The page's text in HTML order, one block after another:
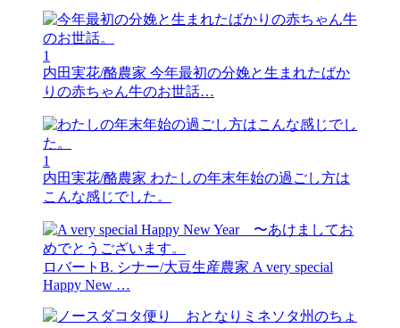
1
内田実花/酪農家 今年最初の分娩と生まれたばか
りの赤ちゃん牛のお世話…
1
内田実花/酪農家 わたしの年末年始の過ごし方は
こんな感じでした。
ロバートB. シナー/大豆生産農家 A very special
Happy New …